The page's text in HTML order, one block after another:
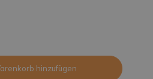
hinzufügen